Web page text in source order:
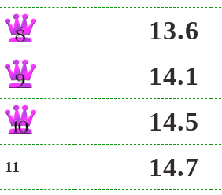
13.6
14.1
14.5
11 14.7